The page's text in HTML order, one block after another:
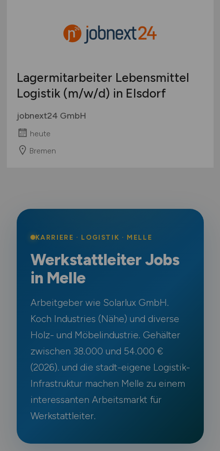
Lagermitarbeiter Lebensmittel
Logistik (m/w/d) in Elsdorf
jobnext24 GmbH
heute
Bremen
KARRIERE · LOGISTIK · MELLE
Werkstattleiter Jobs
in Melle
Arbeitgeber wie Solarlux GmbH.
Koch Industries (Nähe) und diverse
Holz- und Möbelindustrie. Gehälter
zwischen 38.000 und 54.000 €
(2026). und die stadt-eigene Logistik-
Infrastruktur machen Melle zu einem
interessanten Arbeitsmarkt für
Werkstattleiter.